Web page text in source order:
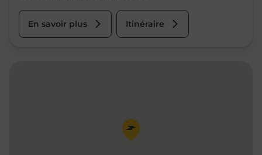
En savoir plus Itinéraire
Pin de la carte